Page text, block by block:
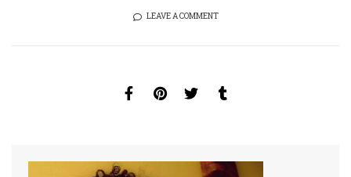
LEAVE A COMMENT